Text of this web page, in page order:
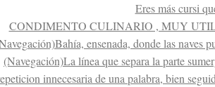
Eres más cursi
CONDIMENTO CULINARIO , MUY
ensenada, donde las naves
(Navegación)La línea que separa la parte
innecesaria de una palabra, bien